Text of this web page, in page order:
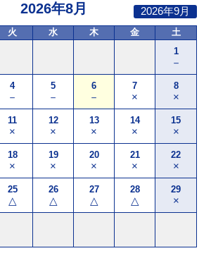
2026年8月
火 水 木 金
土
1
－
4
－
5
－
6
－
7
×
8
×
11
×
12
×
13
×
14
×
15
×
18
×
19
×
20
×
21
×
22
×
25
△
26
△
27
△
28
△
29
×
2026年9月